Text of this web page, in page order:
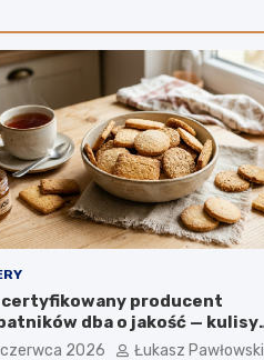
producent
dba o jakość — kulisy
w firmie IGA z Mogielnicy
czerwca 2026 Łukasz Pawłowski